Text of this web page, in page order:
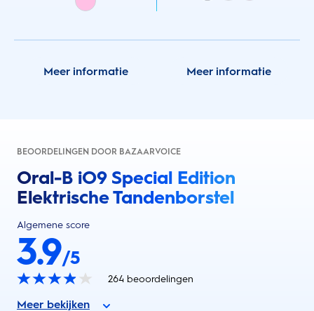
Meer informatie Meer informatie
BEOORDELINGEN DOOR BAZAARVOICE
Oral-B iO9 Special Edition
Elektrische Tandenborstel
Algemene score
3.9/5
264 beoordelingen
Meer bekijken